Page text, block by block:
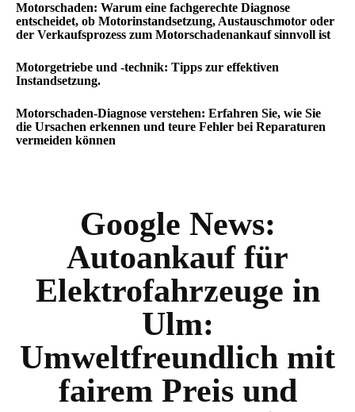
Motorschaden: Warum eine fachgerechte Diagnose
entscheidet, ob Motorinstandsetzung, Austauschmotor oder
der Verkaufsprozess zum Motorschadenankauf sinnvoll ist
Motorgetriebe und -technik: Tipps zur effektiven
Instandsetzung.
Motorschaden-Diagnose verstehen: Erfahren Sie, wie Sie
die Ursachen erkennen und teure Fehler bei Reparaturen
vermeiden können
Google News:
Autoankauf für
Elektrofahrzeuge in
Ulm:
Umweltfreundlich mit
fairem Preis und